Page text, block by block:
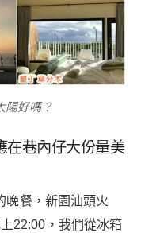
陽好嗎？
在巷內仔大份量美
晚餐，新園汕頭火
22:00，我們從冰箱